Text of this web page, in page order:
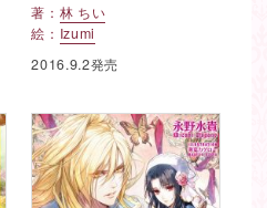
著： 林 ちい
絵： Izumi
2016.9.2発売